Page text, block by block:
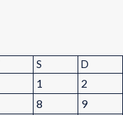
S D
1
2
8
9